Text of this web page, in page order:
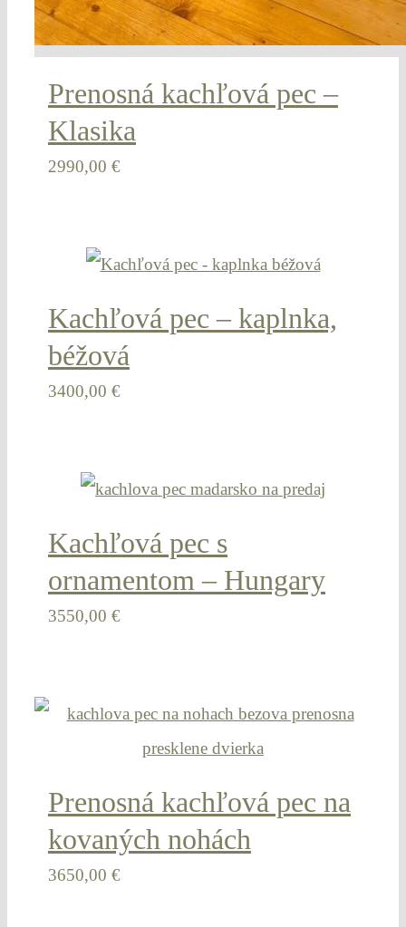
Prenosná kachľová pec –
Klasika
2990,00 €
Kachľová pec – kaplnka,
béžová
3400,00 €
Kachľová pec s
ornamentom – Hungary
3550,00 €
Prenosná kachľová pec na
kovaných nohách
3650,00 €